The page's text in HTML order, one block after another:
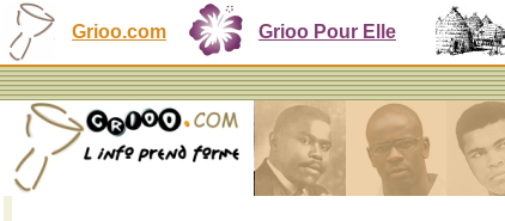
Grioo.com Grioo Pour Elle